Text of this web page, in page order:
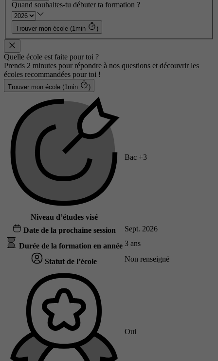
Quand souhaites-tu débuter ta formation ?
Trouver mon école (1min )
Quelle école est faite pour toi ?
Prends 2 minutes pour répondre à nos questions et découvrir les
écoles recommandées pour toi !
Trouver mon école (1min )
Niveau d’études visé
Bac +3
Date de la prochaine session Sept. 2026
Durée de la formation en année 3 ans
Statut de l’école Non renseigné
Oui